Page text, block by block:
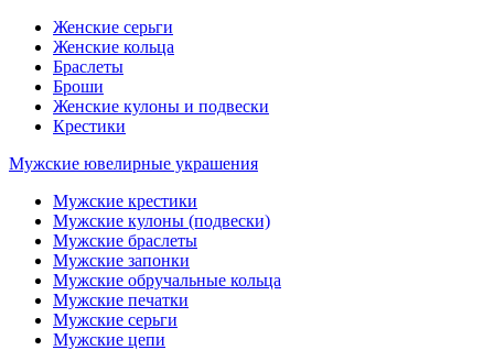
Женские серьги
Женские кольца
Браслеты
Броши
Женские кулоны и подвески
Крестики
Мужские ювелирные украшения
Мужские крестики
Мужские кулоны (подвески)
Мужские браслеты
Мужские запонки
Мужские обручальные кольца
Мужские печатки
Мужские серьги
Мужские цепи